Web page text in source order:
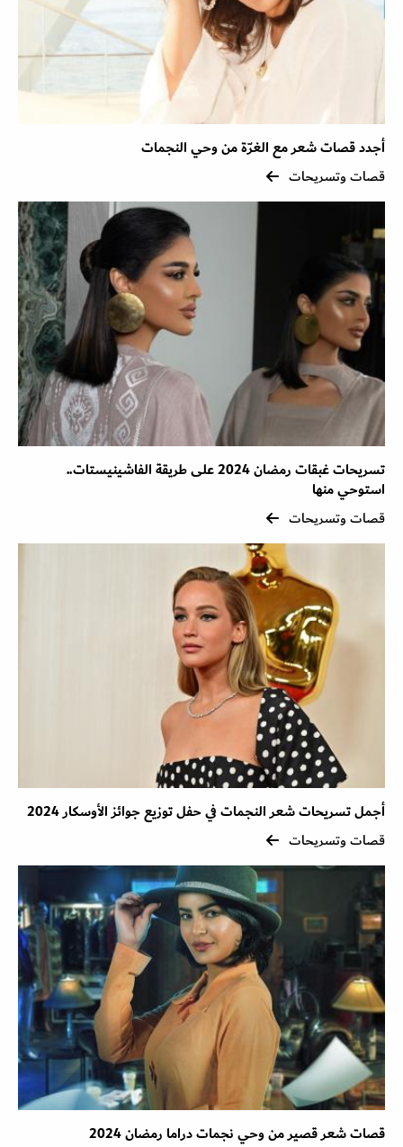
أجدد قصات شعر مع الغرّة من وحي النجمات
قصات وتسريحات
تسريحات غبقات رمضان 2024 على طريقة الفاشينيستات..
استوحي منها
قصات وتسريحات
أجمل تسريحات شعر النجمات في حفل توزيع جوائز الأوسكار 2024
قصات وتسريحات
قصات شعر قصير من وحي نجمات دراما رمضان 2024